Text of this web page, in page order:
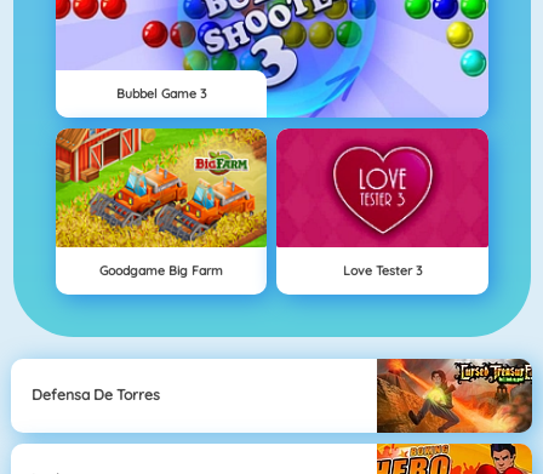
Bubbel Game 3
Goodgame Big Farm Love Tester 3
Defensa De Torres